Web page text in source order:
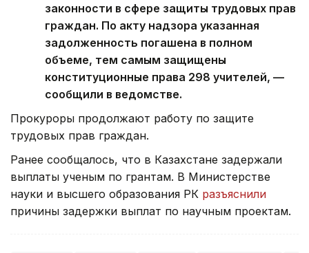
законности в сфере защиты трудовых прав
граждан. По акту надзора указанная
задолженность погашена в полном
объеме, тем самым защищены
конституционные права 298 учителей, —
сообщили в ведомстве.
Прокуроры продолжают работу по защите
трудовых прав граждан.
Ранее сообщалось, что в Казахстане задержали
выплаты ученым по грантам. В Министерстве
науки и высшего образования РК разъяснили
причины задержки выплат по научным проектам.